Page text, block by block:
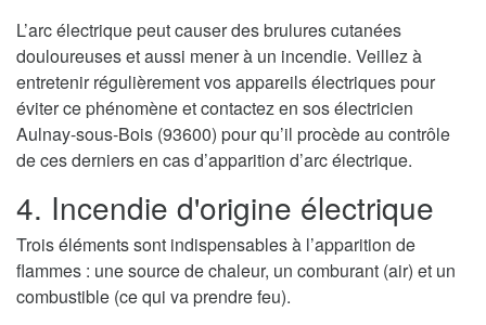
L’arc électrique peut causer des brulures cutanées
douloureuses et aussi mener à un incendie. Veillez à
entretenir régulièrement vos appareils électriques pour
éviter ce phénomène et contactez en sos électricien
Aulnay-sous-Bois (93600) pour qu’il procède au contrôle
de ces derniers en cas d’apparition d’arc électrique.
4. Incendie d'origine électrique
Trois éléments sont indispensables à l’apparition de
flammes : une source de chaleur, un comburant (air) et un
combustible (ce qui va prendre feu).